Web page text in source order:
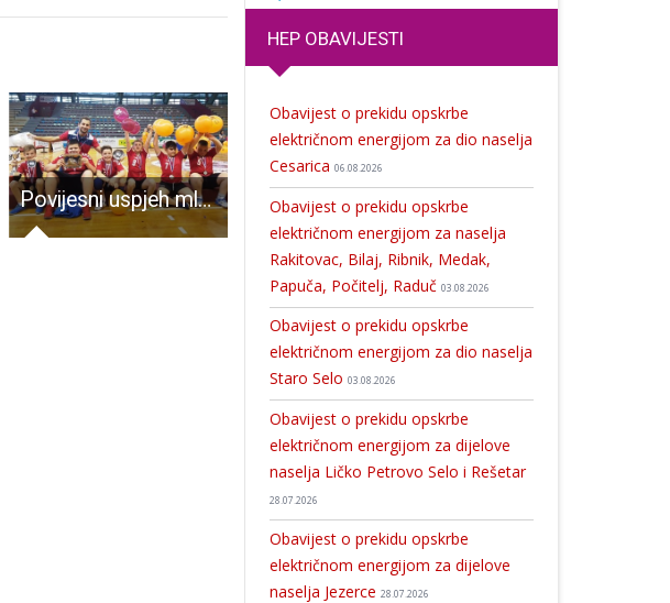
Povijesni uspjeh mladih rukometaša Gospića!!! “Velebit u očima”- knjiga haiku poezije pokojne Gospićanke Milke Vurdelja
HEP OBAVIJESTI
Obavijest o prekidu opskrbe
električnom energijom za dio naselja
Cesarica 06.08.2026
Obavijest o prekidu opskrbe
električnom energijom za naselja
Rakitovac, Bilaj, Ribnik, Medak,
Papuča, Počitelj, Raduč 03.08.2026
Obavijest o prekidu opskrbe
električnom energijom za dio naselja
Staro Selo 03.08.2026
Obavijest o prekidu opskrbe
električnom energijom za dijelove
naselja Ličko Petrovo Selo i Rešetar
28.07.2026
Obavijest o prekidu opskrbe
električnom energijom za dijelove
naselja Jezerce 28.07.2026